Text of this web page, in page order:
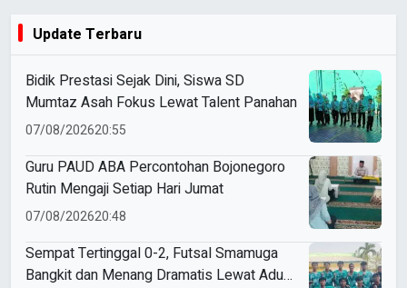
Update Terbaru
Bidik Prestasi Sejak Dini, Siswa SD
Mumtaz Asah Fokus Lewat Talent Panahan
07/08/202620:55
Guru PAUD ABA Percontohan Bojonegoro
Rutin Mengaji Setiap Hari Jumat
07/08/202620:48
Sempat Tertinggal 0-2, Futsal Smamuga
Bangkit dan Menang Dramatis Lewat Adu